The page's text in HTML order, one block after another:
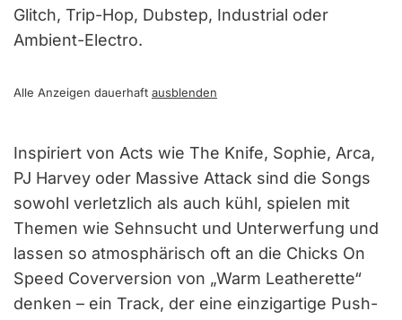
Glitch, Trip-Hop, Dubstep, Industrial oder
Ambient-Electro.
Alle Anzeigen dauerhaft ausblenden
Inspiriert von Acts wie The Knife, Sophie, Arca,
PJ Harvey oder Massive Attack sind die Songs
sowohl verletzlich als auch kühl, spielen mit
Themen wie Sehnsucht und Unterwerfung und
lassen so atmosphärisch oft an die Chicks On
Speed Coverversion von „Warm Leatherette“
denken – ein Track, der eine einzigartige Push-